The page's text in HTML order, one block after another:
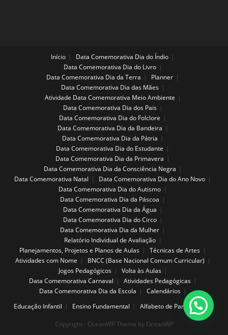
Início
Data Comemorativa Dia do Índio
Data Comemorativa Dia do Livro
Data Comemorativa Dia da Terra
Planner
Data Comemorativa Dia das Mães
Atividade Data Comemorativa Meio Ambiente
Data Comemorativa Dia dos Pais
Data Comemorativa Dia do Folclore
Data Comemorativa Dia da Bandeira
Data Comemorativa Dia da Pátria
Data Comemorativa Dia do Estudante
Data Comemorativa Dia da Primavera
Data Comemorativa Dia da Consciência Negra
Data Comemorativa Natal
Data Comemorativa Dia do Ano Novo
Data Comemorativa Dia do Autismo
Data Comemorativa Dia da Páscoa
Data Comemorativa Dia da Água
Data Comemorativa Dia do Circo
Data Comemorativa Dia da Mulher
Relatório Individual de Avaliação
Planejamentos, Projetos e Planos de Aulas
Técnicas de Artes
Atividades com Nome
BNCC (Base Nacional Comum Curricular)
Jogos Pedagógicos
Volta às Aulas
Data Comemorativa Carnaval
Atividades Pedagógicas
Data Comemorativa Dia da Escola
Calendários
Educação Infantil
Ensino Fundamental Alfabeto de Parede
Copyright - OceanWP Theme by OceanWP